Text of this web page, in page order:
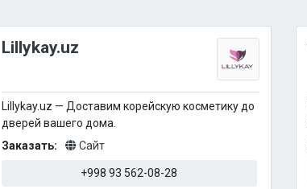
Lillykay.uz
Lillykay.uz — Доставим корейскую косметику до
дверей вашего дома.
Заказать:
Сайт
+998 93 562-08-28